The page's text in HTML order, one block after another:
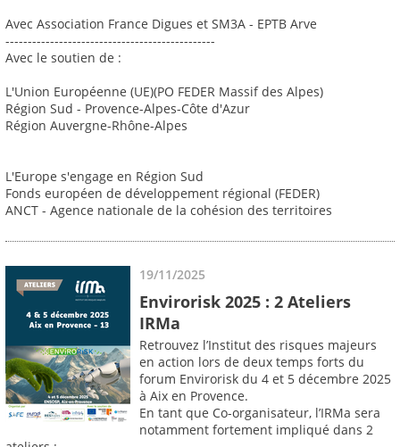
Avec Association France Digues et SM3A - EPTB Arve
-----------------------------------------------
Avec le soutien de :
L'Union Européenne (UE)(PO FEDER Massif des Alpes)
Région Sud - Provence-Alpes-Côte d'Azur
Région Auvergne-Rhône-Alpes
L'Europe s'engage en Région Sud
Fonds européen de développement régional (FEDER)
ANCT - Agence nationale de la cohésion des territoires
19/11/2025
Envirorisk 2025 : 2 Ateliers
IRMa
Retrouvez l’Institut des risques majeurs
en action lors de deux temps forts du
forum Envirorisk du 4 et 5 décembre 2025
à Aix en Provence.
En tant que Co-organisateur, l’IRMa sera
notamment fortement impliqué dans 2